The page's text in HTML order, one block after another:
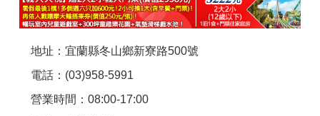
APP下載
地址：宜蘭縣冬山鄉新寮路500號
電話：(03)958-5991
營業時間：08:00-17:00